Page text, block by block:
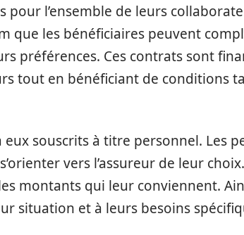
pour l’ensemble de leurs
que les bénéficiaires peuvent
préférences. Ces contrats sont
tout en bénéficiant de conditions
souscrits à titre personnel. Les
vers l’assureur de leur
montants qui leur conviennent.
situation et à leurs besoins